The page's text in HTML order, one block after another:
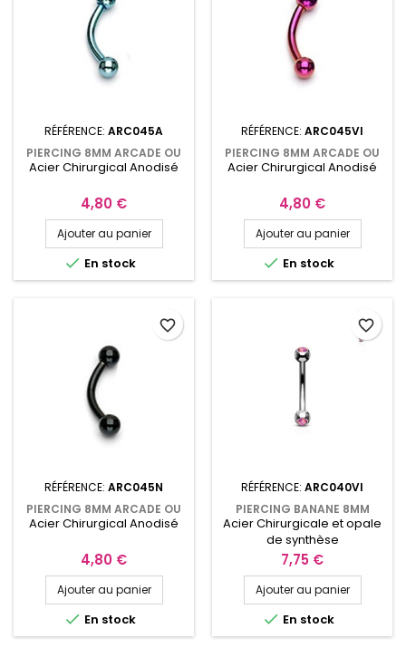
RÉFÉRENCE: ARC045A
PIERCING 8MM ARCADE OU
CARTILAGE ANODISÉ BLEU
ARC045A
Acier Chirurgical Anodisé
Prix
4,80 €
Ajouter au panier
 En stock
RÉFÉRENCE: ARC045VI
PIERCING 8MM ARCADE OU
CARTILAGE ANODISÉ VIOLET
Acier Chirurgical Anodisé
Prix
4,80 €
Ajouter au panier
 En stock
RÉFÉRENCE: ARC045N
PIERCING 8MM ARCADE OU
CARTILAGE ANODISÉ NOIR
Acier Chirurgical Anodisé
Prix
4,80 €
Ajouter au panier
 En stock
favorite_border
RÉFÉRENCE: ARC040VI
PIERCING BANANE 8MM
ROOK OU ARCADE AVEC UNE
OPALINE VIOLETTE
ARC040VI
Acier Chirurgicale et opale
de synthèse
Prix
7,75 €
Ajouter au panier
 En stock
favorite_border